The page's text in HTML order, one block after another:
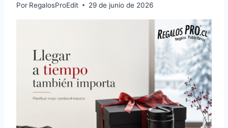
Por RegalosProEdit 29 de junio de 2026